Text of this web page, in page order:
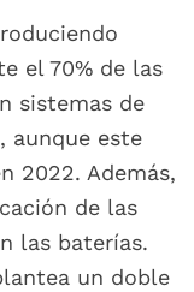
el 70% de las
sistemas de
aunque este
2022. Además,
de las
las baterías.
un doble